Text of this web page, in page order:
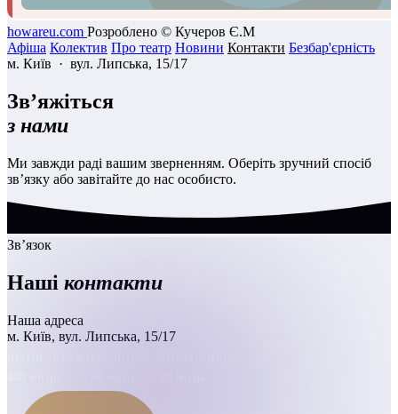
howareu.com Розроблено © Кучеров Є.М
Афіша Колектив Про театр Новини Контакти Безбар'єрність
м. Київ · вул. Липська, 15/17
Зв’яжіться
з нами
Ми завжди раді вашим зверненням. Оберіть зручний спосіб
зв’язку або завітайте до нас особисто.
Зв’язок
Наші контакти
Наша адреса
м. Київ, вул. Липська, 15/17